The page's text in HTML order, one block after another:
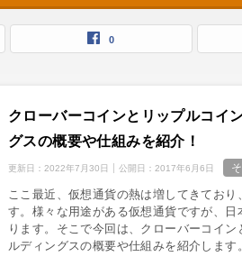
0
クローバーコインとリップルコイ
グスの概要や仕組みを紹介！
更新日： 2022年7月30日 公開日： 2017年6月6日
ここ最近、仮想通貨の熱は増してきてお
す。様々な用途がある仮想通貨ですが、
ります。そこで今回は、クローバーコイ
ルディングスの概要や仕組みを紹介します。